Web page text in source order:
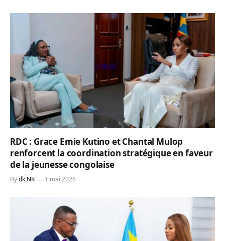
RDC : Grace Emie Kutino et Chantal Mulop
renforcent la coordination stratégique en faveur
de la jeunesse congolaise
Bydk NK 1 mai 2026